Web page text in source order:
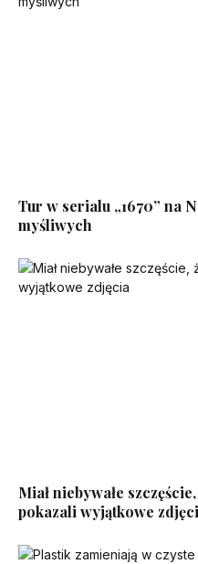
Tur w serialu „1670” na
myśliwych
Miał niebywałe
pokazali wyjątkowe